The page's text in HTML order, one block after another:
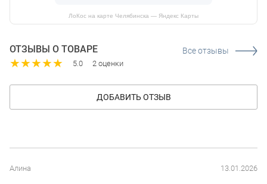
ЛоКос на карте Челябинска — Яндекс Карты
ОТЗЫВЫ О ТОВАРЕ Все отзывы
★★★★★ 5.0 2 оценки
ДОБАВИТЬ ОТЗЫВ
Алина 13.01.2026